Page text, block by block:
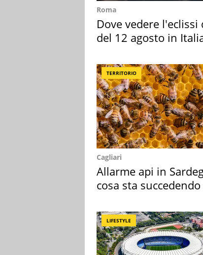
Roma
Dove vedere l'eclissi
del 12 agosto in
TERRITORIO
Cagliari
Allarme api in
cosa sta succedendo
LIFESTYLE